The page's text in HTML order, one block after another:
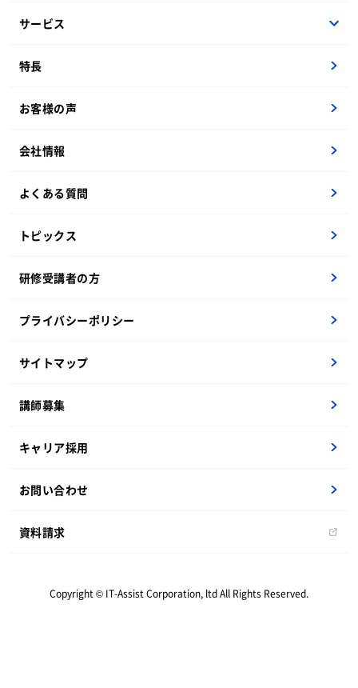
サービス
Webアプリ開発体験
ユーザー企業向けIT基礎
ITインフラ実習
DX人財育成
OJTペア
テクニカル研修一覧
新人オープンセミナー
海外研修
特長
お客様の声
会社情報
よくある質問
トピックス
研修受講者の方
プライバシーポリシー
サイトマップ
講師募集
キャリア採用
お問い合わせ
資料請求
Copyright © IT-Assist Corporation, ltd All Rights Reserved.